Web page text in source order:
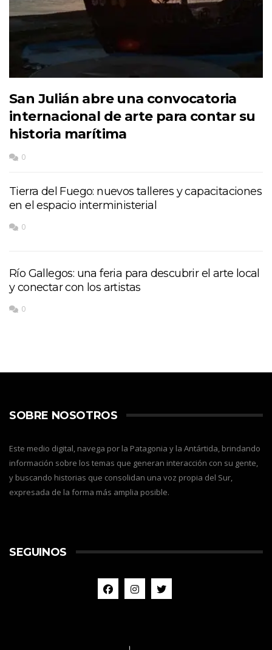
San Julián abre una convocatoria
internacional de arte para contar su
historia marítima
0
Tierra del Fuego: nuevos talleres y capacitaciones
en el espacio interministerial
0
Río Gallegos: una feria para descubrir el arte local
y conectar con los artistas
0
SOBRE NOSOTROS
Este medio digital, navega por la Patagonia y la Antártida, brindando
información sobre los temas que generan interacción con su gente,
y buscando historias que consolidan una voz propia del Sur,
expresada de la forma más amplia posible.
SEGUINOS